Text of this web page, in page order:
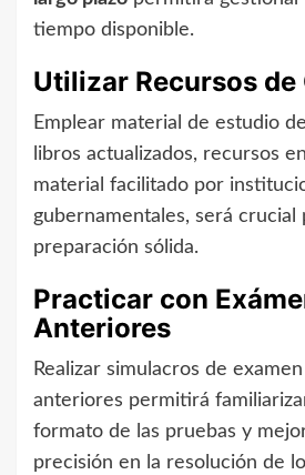
tiempo disponible.
Utilizar Recursos de
Emplear material de estudio
libros actualizados, recursos
material facilitado por
gubernamentales, será crucial
preparación sólida.
Practicar con
Anteriores
Realizar simulacros de
anteriores permitirá
formato de las pruebas y
precisión en la resolución de